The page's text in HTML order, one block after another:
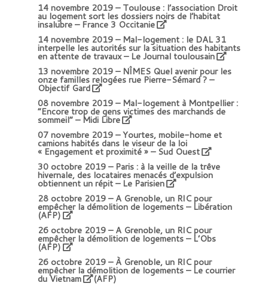
14 novembre 2019 –Toulouse : l’association Droit
au logement sort les dossiers noirs de l’habitat
insalubre – France 3 Occitanie
14 novembre 2019 –Mal-logement : le DAL 31
interpelle les autorités sur la situation des habitants
en attente de travaux – Le Journal toulousain
13 novembre 2019 –NÎMES Quel avenir pour les
onze familles relogées rue Pierre-Sémard ? –
Objectif Gard
08 novembre 2019 –Mal-logement à Montpellier :
“Encore trop de gens victimes des marchands de
sommeil” – Midi Libre
07 novembre 2019 –Yourtes, mobile-home et
camions habités dans le viseur de la loi
« Engagement et proximité » – Sud Ouest
30 octobre 2019 –Paris : à la veille de la trêve
hivernale, des locataires menacés d’expulsion
obtiennent un répit – Le Parisien
28 octobre 2019 –A Grenoble, un RIC pour
empêcher la démolition de logements – Libération
(AFP)
26 octobre 2019 –A Grenoble, un RIC pour
empêcher la démolition de logements – L’Obs
(AFP)
26 octobre 2019 –À Grenoble, un RIC pour
empêcher la démolition de logements – Le courrier
du Vietnam
(AFP)